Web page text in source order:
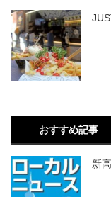
おすすめ記事
新